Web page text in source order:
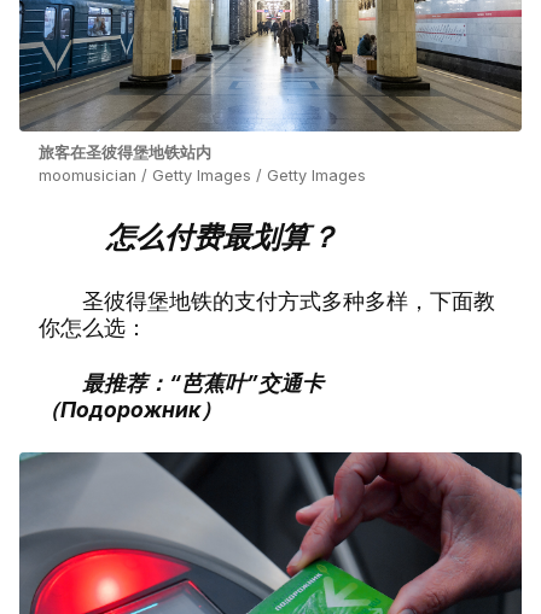
旅客在圣彼得堡地铁站内
moomusician / Getty Images / Getty Images
怎么付费最划算？
圣彼得堡地铁的支付方式多种多样，下面教
你怎么选：
最推荐：“芭蕉叶”交通卡
（Подорожник）